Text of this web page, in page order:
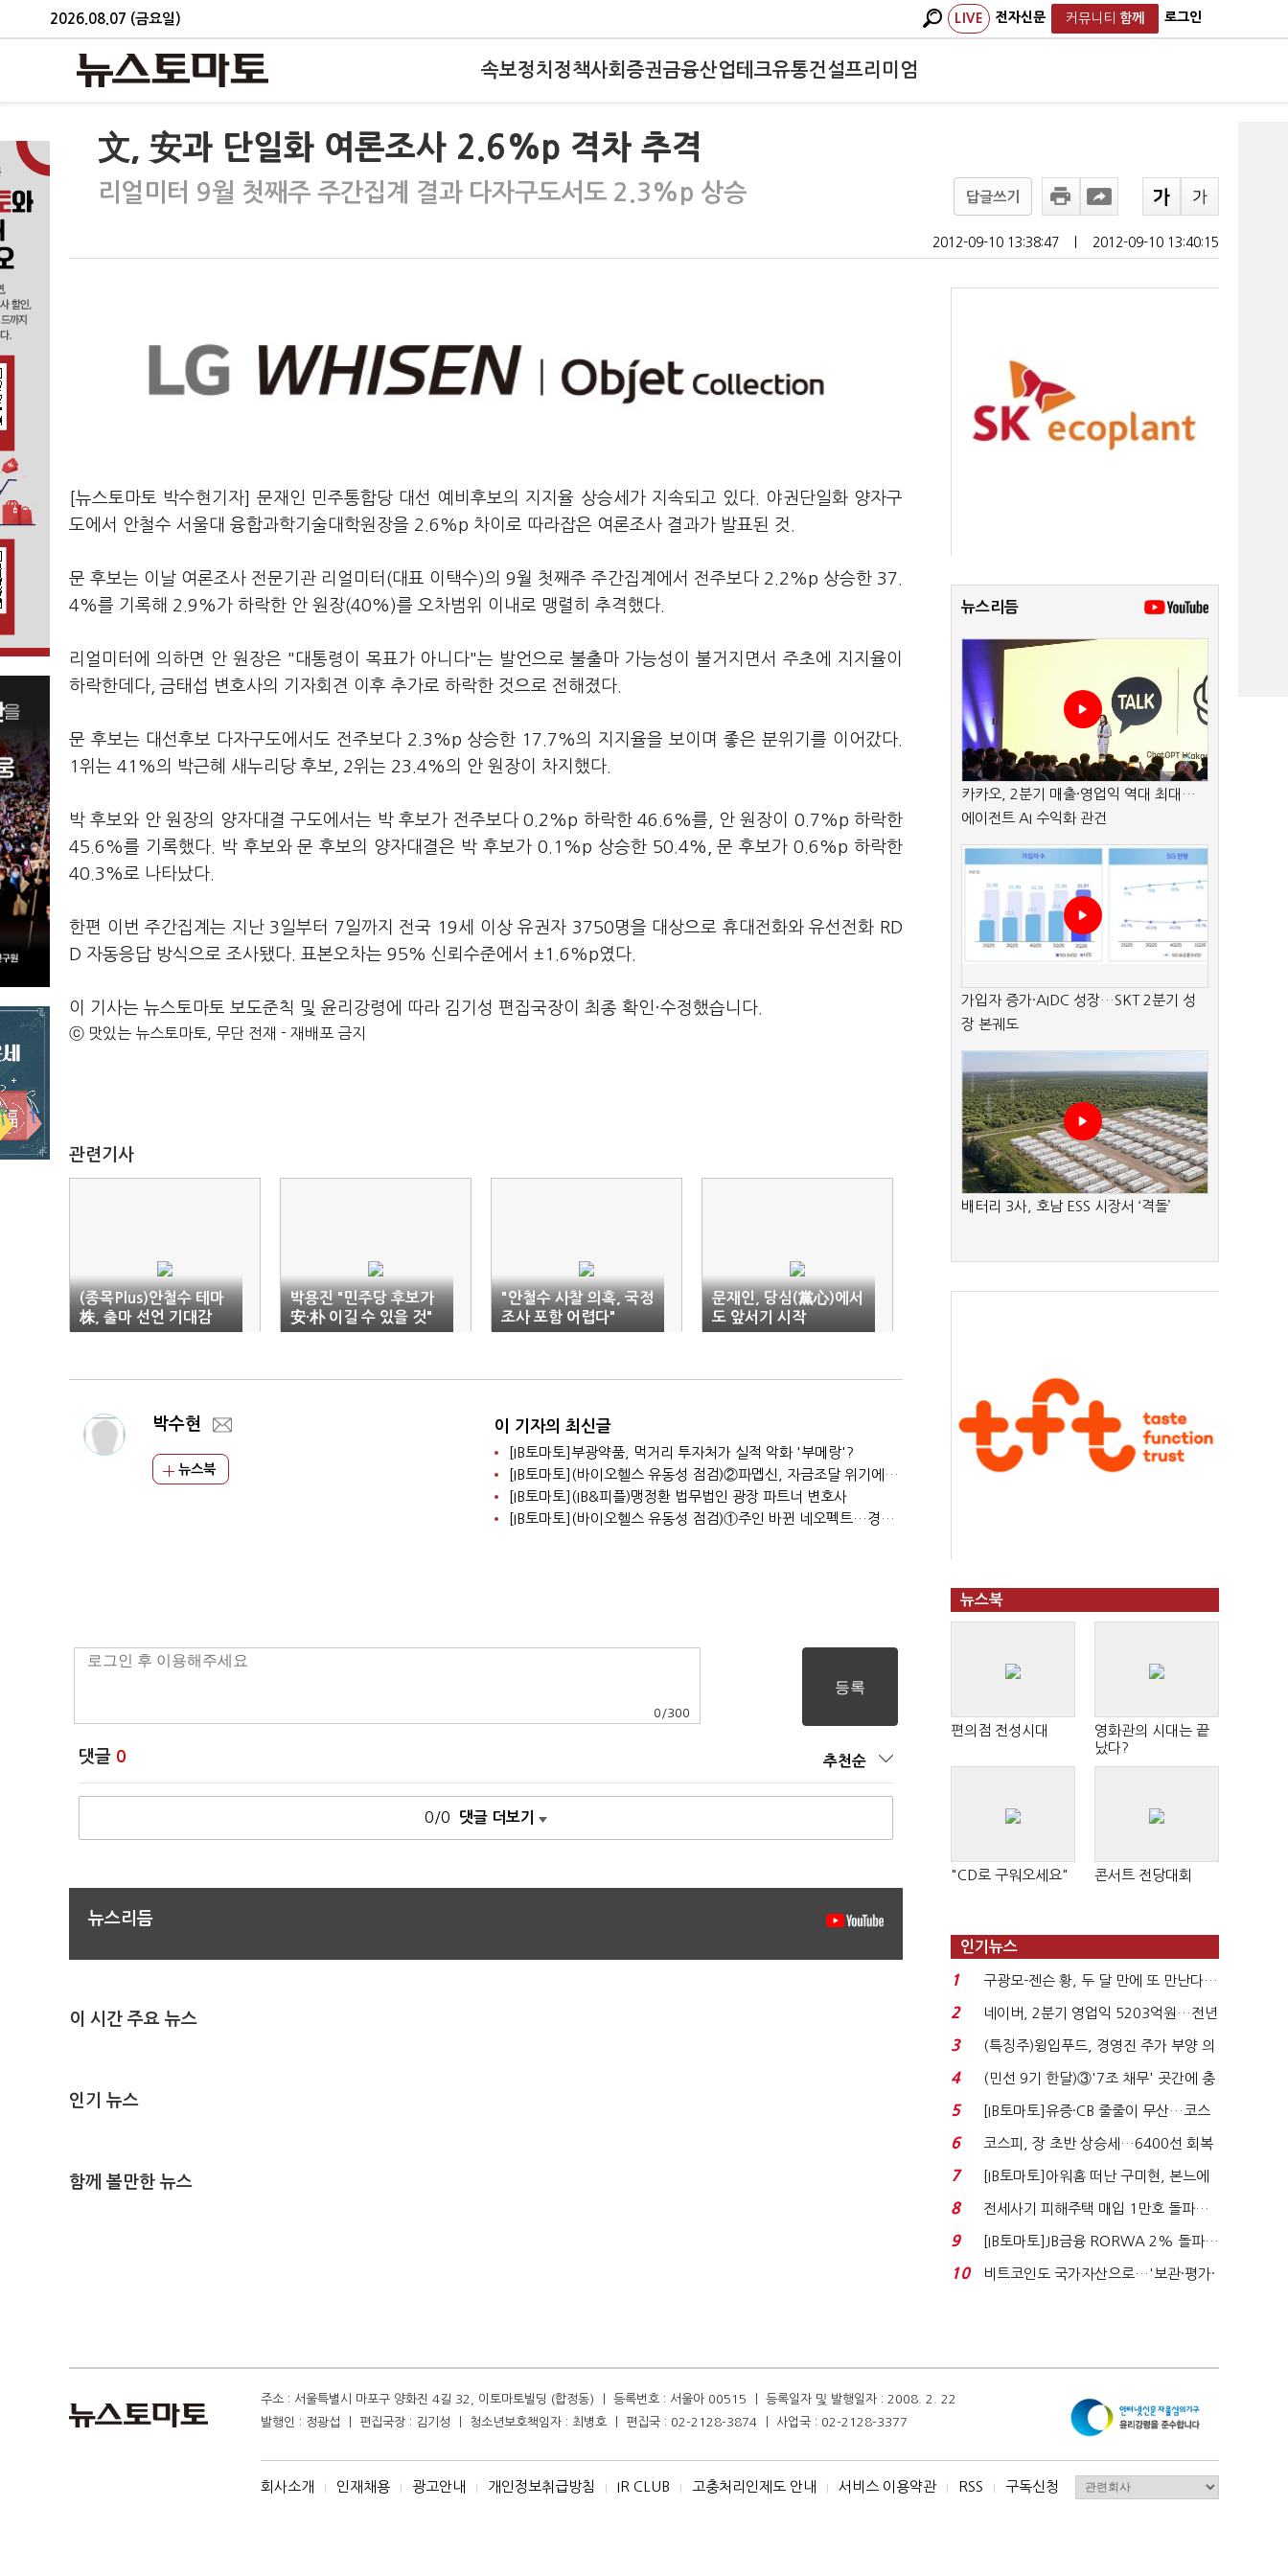
2026.08.07 (금요일) LIVE 전자신문 커뮤니티 함께 로그인
속보정치 정책사회 증권금융산업테크유통건설프리미엄
文, 安과 단일화 여론조사 2.6%p 격차 추격
리얼미터 9월 첫째주 주간집계 결과 다자구도서도 2.3%p 상승 답글쓰기
2012-09-10 13:38:47 2012-09-10 13:40:15
[뉴스토마토 박수현기자] 문재인 민주통합당 대선 예비후보의 지지율 상승세가 지속되고 있다. 야권단일화 양자구
도에서 안철수 서울대 융합과학기술대학원장을 2.6%p 차이로 따라잡은 여론조사 결과가 발표된 것.
문 후보는 이날 여론조사 전문기관 리얼미터(대표 이택수)의 9월 첫째주 주간집계에서 전주보다 2.2%p 상승한 37.
4%를 기록해 2.9%가 하락한 안 원장(40%)를 오차범위 이내로 맹렬히 추격했다.
리얼미터에 의하면 안 원장은 "대통령이 목표가 아니다"는 발언으로 불출마 가능성이 불거지면서 주초에 지지율이
하락한데다, 금태섭 변호사의 기자회견 이후 추가로 하락한 것으로 전해졌다.
문 후보는 대선후보 다자구도에서도 전주보다 2.3%p 상승한 17.7%의 지지율을 보이며 좋은 분위기를 이어갔다.
1위는 41%의 박근혜 새누리당 후보, 2위는 23.4%의 안 원장이 차지했다.
박 후보와 안 원장의 양자대결 구도에서는 박 후보가 전주보다 0.2%p 하락한 46.6%를, 안 원장이 0.7%p 하락한
45.6%를 기록했다. 박 후보와 문 후보의 양자대결은 박 후보가 0.1%p 상승한 50.4%, 문 후보가 0.6%p 하락한
40.3%로 나타났다.
한편 이번 주간집계는 지난 3일부터 7일까지 전국 19세 이상 유권자 3750명을 대상으로 휴대전화와 유선전화 RD
D 자동응답 방식으로 조사됐다. 표본오차는 95% 신뢰수준에서 ±1.6%p였다.
이 기사는 뉴스토마토 보도준칙 및 윤리강령에 따라 김기성 편집국장이 최종 확인·수정했습니다.
ⓒ 맛있는 뉴스토마토, 무단 전재 - 재배포 금지
관련기사
(종목Plus)안철수 테마
株, 출마 선언 기대감
'강세'
박용진 "민주당 후보가
安·朴 이길 수 있을 것"
"안철수 사찰 의혹, 국정
조사 포함 어렵다"
문재인, 당심(黨心)에서
도 앞서기 시작
박수현
뉴스북
이 기자의 최신글
[IB토마토]부광약품, 먹거리 투자처가 실적 악화 '부메랑'?
[IB토마토](바이오헬스 유동성 점검)②파멥신, 자금조달 위기에…임상 완주 '물음표'
[IB토마토](IB&피플)맹정환 법무법인 광장 파트너 변호사
[IB토마토](바이오헬스 유동성 점검)①주인 바뀐 네오펙트…경영정상화 가능할까
0 /300
댓글 0 추천순
0/0 댓글 더보기
뉴스리듬
이 시간 주요 뉴스
인기 뉴스
함께 볼만한 뉴스
뉴스리듬
카카오, 2분기 매출·영업익 역대 최대…
에이전트 AI 수익화 관건
가입자 증가·AIDC 성장…SKT 2분기 성
장 본궤도
배터리 3사, 호남 ESS 시장서 ‘격돌’
뉴스북
편의점 전성시대
영화관의 시대는 끝
났다?
"CD로 구워오세요" 콘서트 전당대회
인기뉴스
1
구광모-젠슨 황, 두 달 만에 또 만난다…
로봇·AI 등 논...
2
네이버, 2분기 영업익 5203억원…전년
비 0.2% 감소...
3
(특징주)윙입푸드, 경영진 주가 부양 의
지에 상한가...
4
(민선 9기 한달)③'7조 채무' 곳간에 충
격…추미애, 20년...
5
[IB토마토]유증·CB 줄줄이 무산…코스
닥 벌점 급증에 ...
6
코스피, 장 초반 상승세…6400선 회복
시도
7
[IB토마토]아워홈 떠난 구미현, 본느에
340억 베팅…가...
8
전세사기 피해주택 매입 1만호 돌파…
누적 피해자 4만2...
9
[IB토마토]JB금융 RORWA 2% 돌파…
실적 견인은 은행 ...
10
비트코인도 국가자산으로…'보관·평가·
주소 : 서울특별시 마포구 양화진 4길 32, 이토마토빌딩 (합정동) ㅣ 등록번호 : 서울아 00515 ㅣ 등록일자 및 발행일자 : 2008. 2. 22
발행인 : 정광섭 ㅣ 편집국장 : 김기성 ㅣ 청소년보호책임자 : 최병호 ㅣ 편집국 : 02-2128-3874 ㅣ 사업국 : 02-2128-3377
회사소개 I 인재채용 I 광고안내 I 개인정보취급방침 I IR CLUB I 고충처리인제도 안내 I 서비스 이용약관 I RSS I 구독신청